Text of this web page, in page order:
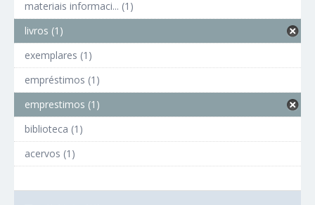
materiais informaci... (1)
livros (1)
exemplares (1)
empréstimos (1)
emprestimos (1)
biblioteca (1)
acervos (1)